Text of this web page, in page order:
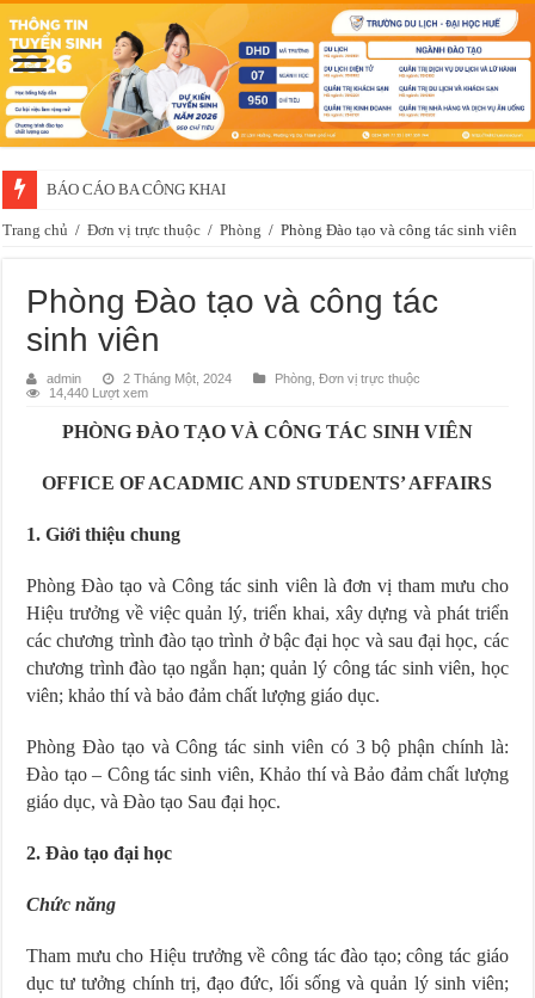
BÁO CÁO BA CÔNG KHAI
Trang chủ / Đơn vị trực thuộc / Phòng / Phòng Đào tạo và công tác sinh viên
Phòng Đào tạo và công tác
sinh viên
admin 2 Tháng Một, 2024 Phòng ,Đơn vị trực thuộc
14,440 Lượt xem
PHÒNG ĐÀO TẠO VÀ CÔNG TÁC SINH VIÊN
OFFICE OF ACADMIC AND STUDENTS’ AFFAIRS
1. Giới thiệu chung
Phòng Đào tạo và Công tác sinh viên là đơn vị tham mưu cho
Hiệu trưởng về việc quản lý, triển khai, xây dựng và phát triển
các chương trình đào tạo trình ở bậc đại học và sau đại học, các
chương trình đào tạo ngắn hạn; quản lý công tác sinh viên, học
viên; khảo thí và bảo đảm chất lượng giáo dục.
Phòng Đào tạo và Công tác sinh viên có 3 bộ phận chính là:
Đào tạo – Công tác sinh viên, Khảo thí và Bảo đảm chất lượng
giáo dục, và Đào tạo Sau đại học.
2. Đào tạo đại học
Chức năng
Tham mưu cho Hiệu trưởng về công tác đào tạo; công tác giáo
dục tư tưởng chính trị, đạo đức, lối sống và quản lý sinh viên;